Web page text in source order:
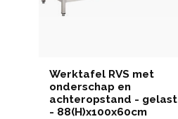
Werktafel RVS met
onderschap en
achteropstand - gelast
- 88(H)x100x60cm